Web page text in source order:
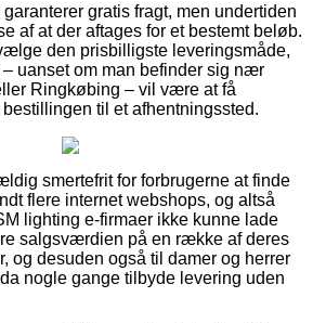
gratis fragt, men undertiden
af at der aftages for et bestemt beløb.
den prisbilligste leveringsmåde,
uanset om man befinder sig nær
Ringkøbing – vil være at få
til et afhentningssted.
smertefrit for forbrugerne at finde
flere internet webshops, og altså
lighting e-firmaer ikke kunne lade
salgsværdien på en række af deres
og desuden også til damer og herrer
nogle gange tilbyde levering uden